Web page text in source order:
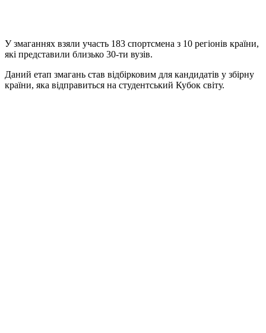
У змаганнях взяли участь 183 спортсмена з 10 регіонів країни,
які представили близько 30-ти вузів.
Даний етап змагань став відбірковим для кандидатів у збірну
країни, яка відправиться на студентський Кубок світу.